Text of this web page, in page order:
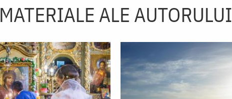
MATERIALE ALE AUTORULUI